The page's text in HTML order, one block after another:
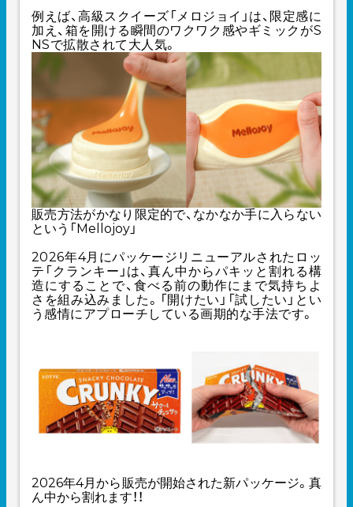
例えば、高級スクイーズ「メロジョイ」は、限定感に
加え、箱を開ける瞬間のワクワク感やギミックがS
NSで拡散されて大人気。
販売方法がかなり限定的で、なかなか手に入らない
という「Mellojoy」
2026年4月にパッケージリニューアルされたロッ
テ「クランキー」は、真ん中からパキッと割れる構
造にすることで、食べる前の動作にまで気持ちよ
さを組み込みました。「開けたい」「試したい」とい
う感情にアプローチしている画期的な手法です。
2026年4月から販売が開始された新パッケージ。真
ん中から割れます！！